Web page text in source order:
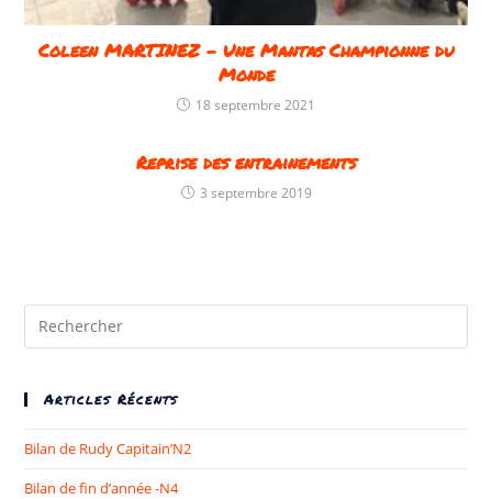
Coleen MARTINEZ – Une Mantas Championne du
Monde​
18 septembre 2021
Reprise des entrainements
3 septembre 2019
Articles Récents
Bilan de Rudy Capitain’N2
Bilan de fin d’année -N4